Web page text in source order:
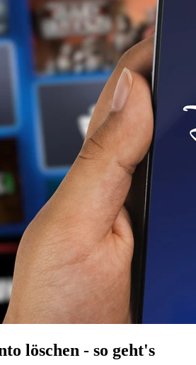
löschen - so geht's